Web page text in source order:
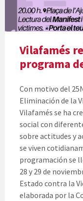
Vilafamés
programa
Con motivo del
Eliminación de la
Vilafamés se ha
social con
sobre actitudes y
se viven
programación se
28 y 29 de
Estado contra la
elaborada por la